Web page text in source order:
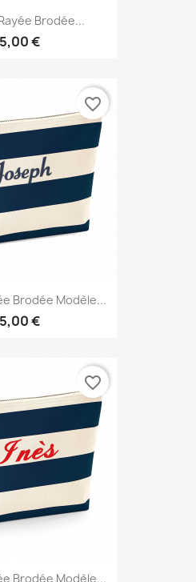
Brodée...
€
Brodée Modèle...
€
favorite_border
Brodée Modèle...
favorite_border